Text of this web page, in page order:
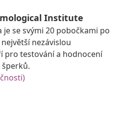
Institute
je se svými 20 pobočkami po
nezávislou
pro testování a hodnocení